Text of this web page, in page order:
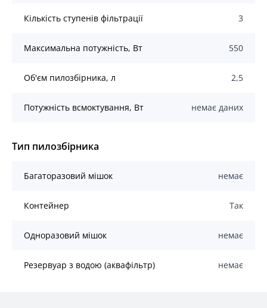
Кількість ступенів фільтрації 3
Максимальна потужність, Вт 550
Об'єм пилозбірника, л 2,5
Потужність всмоктування, Вт немає даних
Тип пилозбірника
Багаторазовий мішок немає
Контейнер Так
Одноразовий мішок немає
Резервуар з водою (аквафільтр) немає